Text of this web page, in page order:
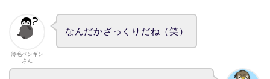
薄毛ペンギン
さん
なんだかざっくりだね（笑）